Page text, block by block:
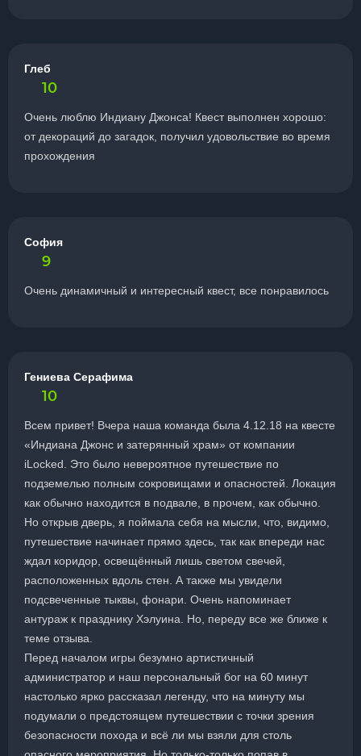
Глеб
10
Очень люблю Индиану Джонса! Квест выполнен хорошо:
от декораций до загадок, получил удовольствие во время
прохождения
София
9
Очень динамичный и интересный квест, все понравилось
Гениева Серафима
10
Всем привет! Вчера наша команда была 4.12.18 на квесте
«Индиана Джонс и затерянный храм» от компании
iLocked. Это было невероятное путешествие по
подземелью полным сокровищами и опасностей. Локация
как обычно находится в подвале, в прочем, как обычно.
Но открыв дверь, я поймала себя на мысли, что, видимо,
путешествие начинает прямо здесь, так как впереди нас
ждал коридор, освещённый лишь светом свечей,
расположенных вдоль стен. А также мы увидели
подсвеченные тыквы, фонари. Очень напоминает
антураж к празднику Хэлуина. Но, переду все же ближе к
теме отзыва.
Перед началом игры безумно артистичный
администратор и наш персональный бог на 60 минут
настолько ярко рассказал легенду, что на минуту мы
подумали о предстоящем путешествии с точки зрения
безопасности похода и всё ли мы взяли для столь